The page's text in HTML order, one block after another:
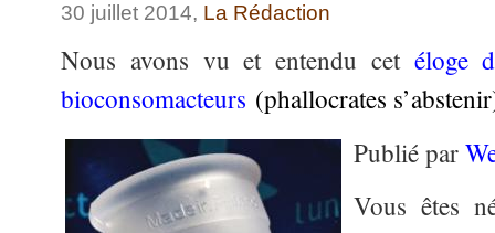
30 juillet 2014, La Rédaction
Nous avons vu et entendu cet éloge
bioconsomacteurs (phallocrates
Publié par
Vous êtes